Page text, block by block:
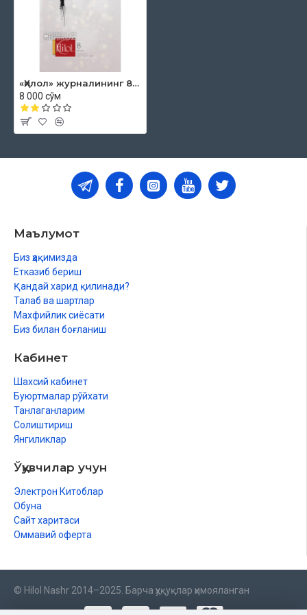
Расулуллоҳга қўшни бўлиш умиди
ДУНЁ БЎЙЛАБ
«Ҳилол» журналининг 8 (41)-сони
8 000 сўм
Маълумот
Биз ҳақимизда
Етказиб бериш
Қандай харид қилинади?
Талаб ва шартлар
Махфийлик сиёсати
Биз билан боғланиш
Кабинет
Шахсий кабинет
Буюртмалар рўйхати
Танлаганларим
Солиштириш
Янгиликлар
Ўқувчилар учун
Электрон Китоблар
Обуна
Сайт харитаси
Оммавий оферта
© Hilol Nashr 2014–2025. Барча ҳуқуқлар ҳимояланган